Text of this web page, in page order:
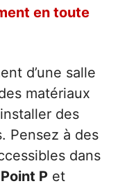
en toute
d’une salle
matériaux
des
Pensez à des
dans
Point P et